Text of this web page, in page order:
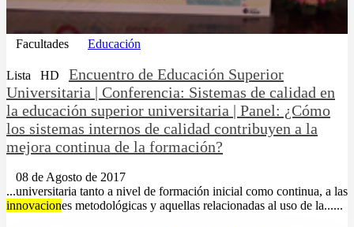
Facultades Educación
Lista HD
Encuentro de Educación Superior
Universitaria | Conferencia: Sistemas de calidad en
la educación superior universitaria | Panel: ¿Cómo
los sistemas internos de calidad contribuyen a la
mejora continua de la formación?
08 de Agosto de 2017
...universitaria tanto a nivel de formación inicial como continua, a las
innovaciones metodológicas y aquellas relacionadas al uso de la......